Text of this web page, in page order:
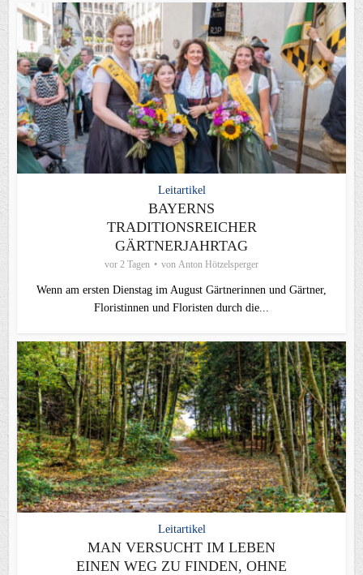
Leitartikel
BAYERNS
TRADITIONSREICHER
GÄRTNERJAHRTAG
vor 2 Tagen von Anton Hötzelsperger
Wenn am ersten Dienstag im August Gärtnerinnen und Gärtner,
Floristinnen und Floristen durch die...
Leitartikel
MAN VERSUCHT IM LEBEN
EINEN WEG ZU FINDEN, OHNE